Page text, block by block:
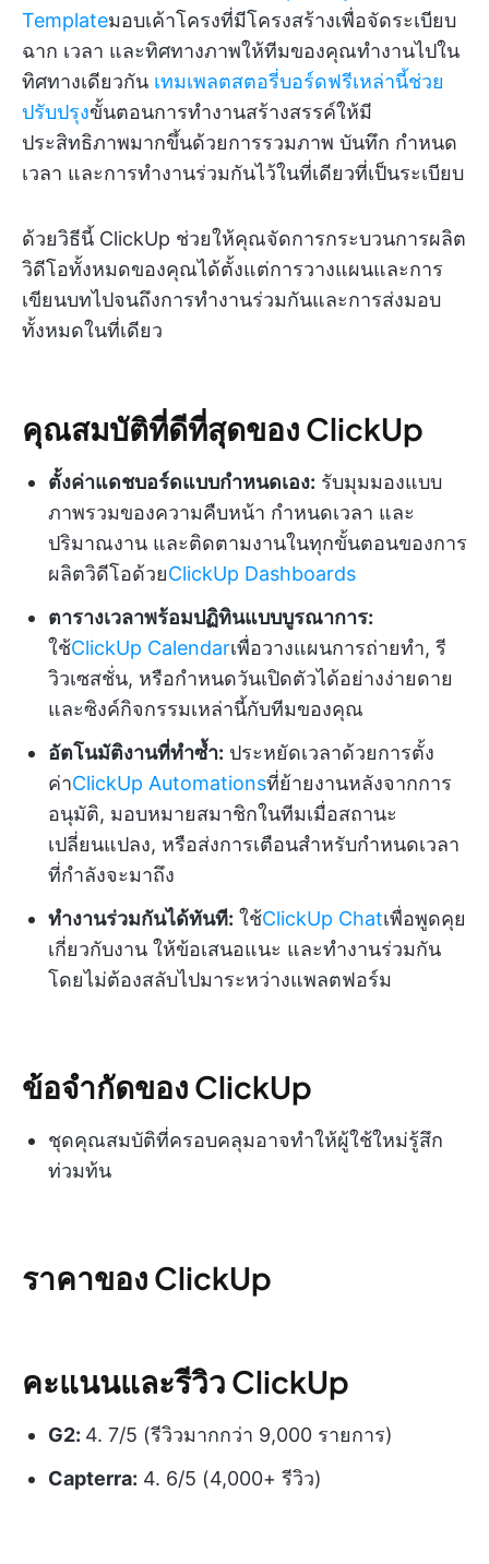
Templateมอบเค้าโครงที่มีโครงสร้างเพื่อจัดระเบียบ
ฉาก เวลา และทิศทางภาพให้ทีมของคุณทำงานไปใน
ทิศทางเดียวกัน เทมเพลตสตอรี่บอร์ดฟรีเหล่านี้ช่วย
ปรับปรุงขั้นตอนการทำงานสร้างสรรค์ให้มี
ประสิทธิภาพมากขึ้นด้วยการรวมภาพ บันทึก กำหนด
เวลา และการทำงานร่วมกันไว้ในที่เดียวที่เป็นระเบียบ
ด้วยวิธีนี้ ClickUp ช่วยให้คุณจัดการกระบวนการผลิต
วิดีโอทั้งหมดของคุณได้ตั้งแต่การวางแผนและการ
เขียนบทไปจนถึงการทำงานร่วมกันและการส่งมอบ
ทั้งหมดในที่เดียว
คุณสมบัติที่ดีที่สุดของ ClickUp
ตั้งค่าแดชบอร์ดแบบกำหนดเอง: รับมุมมองแบบ
ภาพรวมของความคืบหน้า กำหนดเวลา และ
ปริมาณงาน และติดตามงานในทุกขั้นตอนของการ
ผลิตวิดีโอด้วยClickUp Dashboards
ตารางเวลาพร้อมปฏิทินแบบบูรณาการ:
ใช้ClickUp Calendarเพื่อวางแผนการถ่ายทำ, รี
วิวเซสชั่น, หรือกำหนดวันเปิดตัวได้อย่างง่ายดาย
และซิงค์กิจกรรมเหล่านี้กับทีมของคุณ
อัตโนมัติงานที่ทำซ้ำ: ประหยัดเวลาด้วยการตั้ง
ค่าClickUp Automationsที่ย้ายงานหลังจากการ
อนุมัติ, มอบหมายสมาชิกในทีมเมื่อสถานะ
เปลี่ยนแปลง, หรือส่งการเตือนสำหรับกำหนดเวลา
ที่กำลังจะมาถึง
ทำงานร่วมกันได้ทันที: ใช้ClickUp Chatเพื่อพูดคุย
เกี่ยวกับงาน ให้ข้อเสนอแนะ และทำงานร่วมกัน
โดยไม่ต้องสลับไปมาระหว่างแพลตฟอร์ม
ข้อจำกัดของ ClickUp
ชุดคุณสมบัติที่ครอบคลุมอาจทำให้ผู้ใช้ใหม่รู้สึก
ท่วมท้น
ราคาของ ClickUp
คะแนนและรีวิว ClickUp
G2: 4. 7/5 (รีวิวมากกว่า 9,000 รายการ)
Capterra: 4. 6/5 (4,000+ รีวิว)